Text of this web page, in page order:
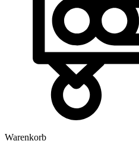
Warenkorb